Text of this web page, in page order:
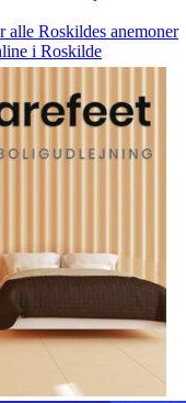
alle Roskildes anemoner
i Roskilde